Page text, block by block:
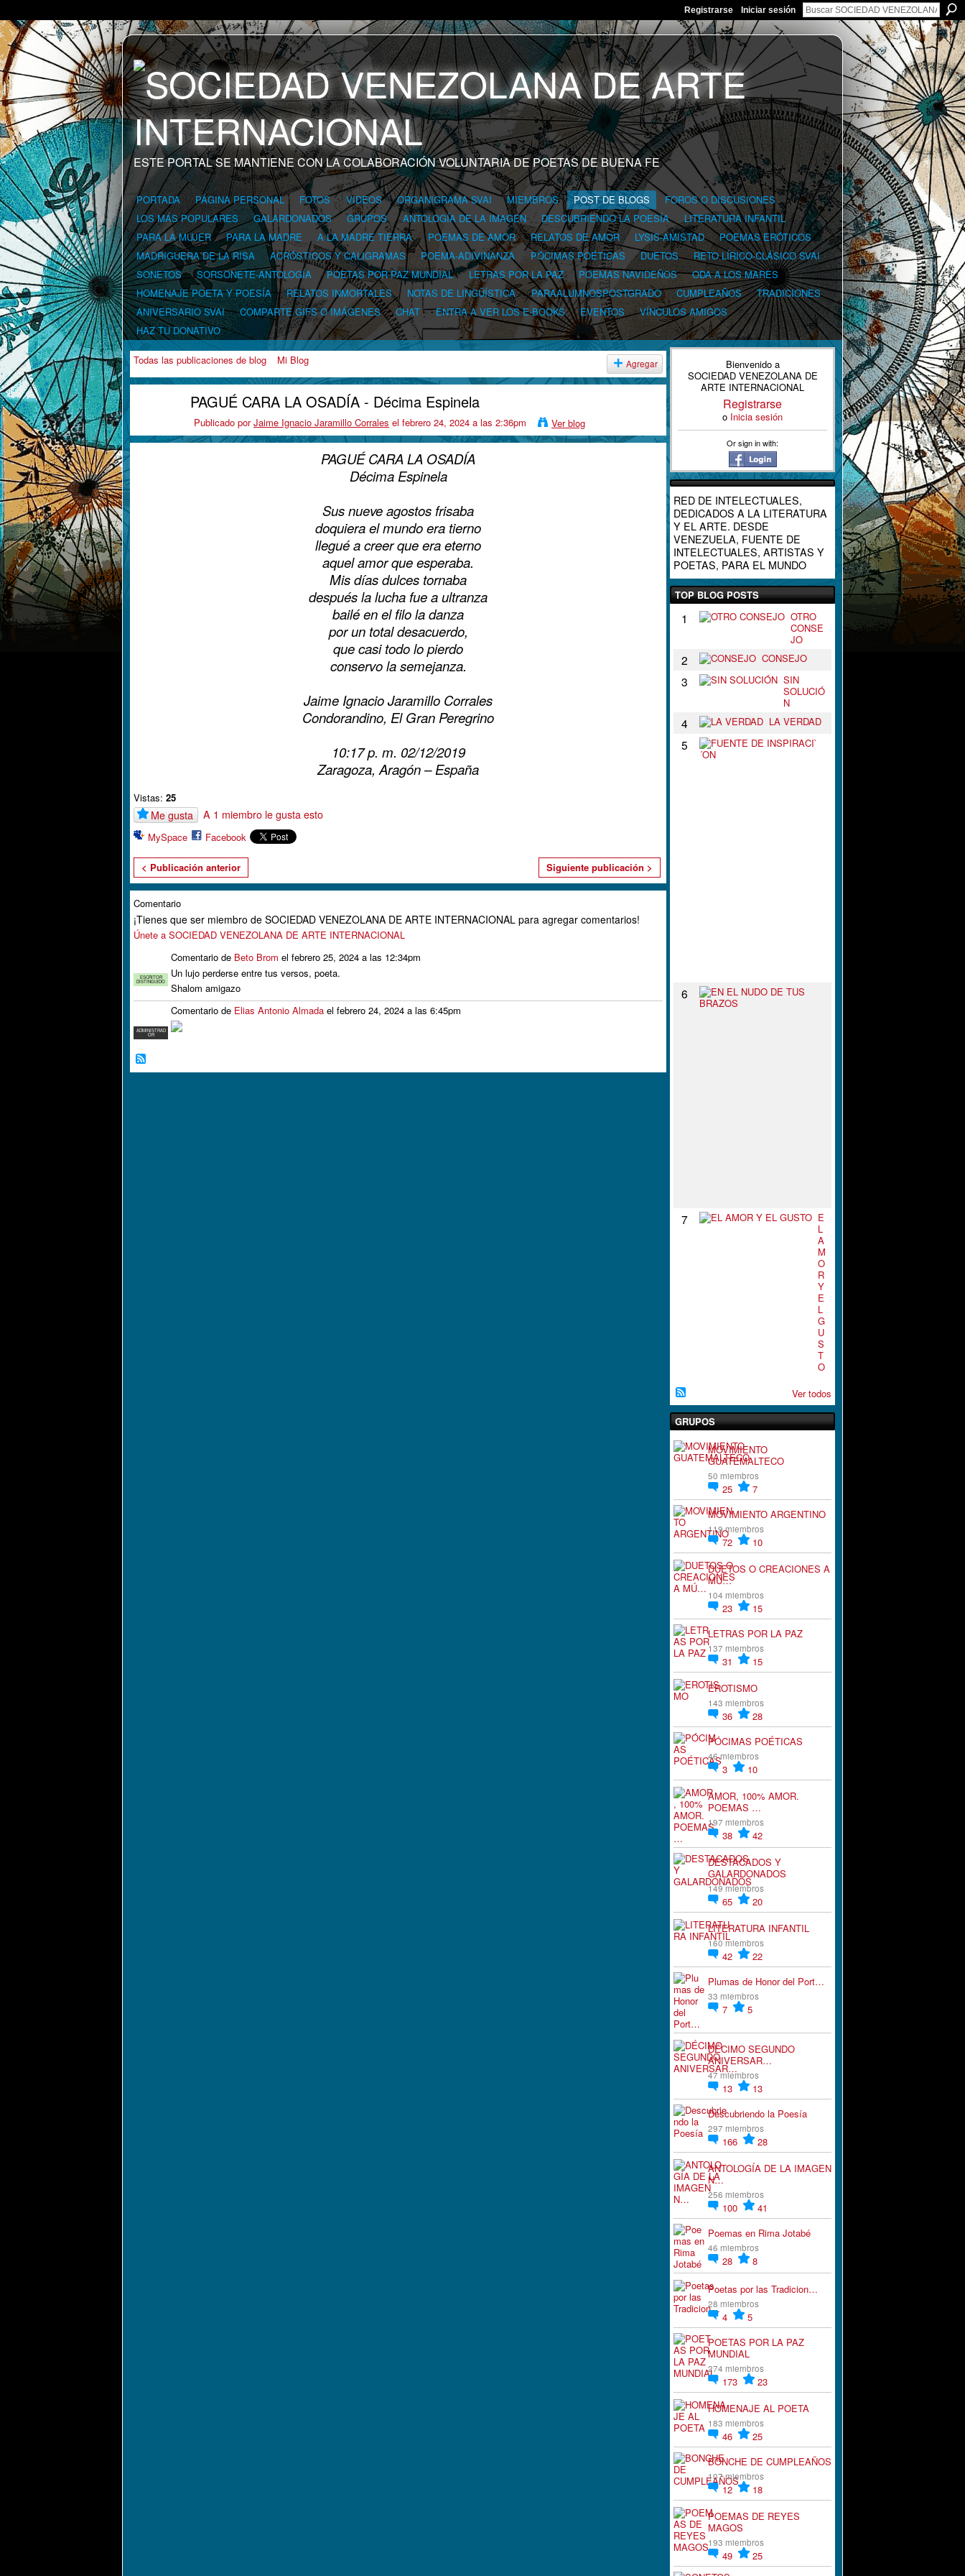
Registrarse Iniciar sesión
ESTE PORTAL SE MANTIENE CON LA COLABORACIÓN VOLUNTARIA DE POETAS DE BUENA FE
PORTADA PÁGINA PERSONAL FOTOS VIDEOS ORGANIGRAMA SVAI MIEMBROS POST DE BLOGS
FOROS O DISCUSIONES
LOS MÁS POPULARES
GALARDONADOS GRUPOS ANTOLOGÍA DE LA IMAGEN DESCUBRIENDO LA POESÍA
LITERATURA INFANTIL
PARA LA MUJER
PARA LA MADRE A LA MADRE TIERRA POEMAS DE AMOR RELATOS DE AMOR LYSIS-AMISTAD
POEMAS ERÓTICOS
MADRIGUERA DE LA RISA
ACRÓSTICOS Y CALIGRAMAS POEMA-ADIVINANZA PÓCIMAS POÉTICAS DUETOS
RETO LÍRICO-CLÁSICO SVAI
SONETOS
SORSONETE-ANTOLOGÍA POETAS POR PAZ MUNDIAL LETRAS POR LA PAZ POEMAS NAVIDEÑOS
ODA A LOS MARES
HOMENAJE POETA Y POESÍA
RELATOS INMORTALES NOTAS DE LINGÜÍSTICA PARAALUMNOSPOSTGRADO CUMPLEAÑOS
TRADICIONES
ANIVERSARIO SVAI
COMPARTE GIFS O IMÁGENES CHAT ENTRA A VER LOS E-BOOKS EVENTOS
VÍNCULOS AMIGOS
HAZ TU DONATIVO
Todas las publicaciones de blog Mi Blog Agregar
PAGUÉ CARA LA OSADÍA - Décima Espinela
Publicado porJaime Ignacio Jaramillo Corrales el febrero 24, 2024 a las 2:36pm Ver blog
PAGUÉ CARA LA OSADÍA
Décima Espinela
Sus nueve agostos frisaba
doquiera el mundo era tierno
llegué a creer que era eterno
aquel amor que esperaba.
Mis días dulces tornaba
después la lucha fue a ultranza
bailé en el filo la danza
por un total desacuerdo,
que casi todo lo pierdo
conservo la semejanza.
Jaime Ignacio Jaramillo Corrales
Condorandino, El Gran Peregrino
10:17 p. m. 02/12/2019
Zaragoza, Aragón – España
Vistas: 25
Me gusta A 1 miembro le gusta esto
MySpace Facebook
< Publicación anterior Siguiente publicación >
Comentario
¡Tienes que ser miembro de SOCIEDAD VENEZOLANA DE ARTE INTERNACIONAL para agregar comentarios!
Únete a SOCIEDAD VENEZOLANA DE ARTE INTERNACIONAL
ESCRITOR
DISTINGUIDO
Comentario de Beto Brom el febrero 25, 2024 a las 12:34pm
Un lujo perderse entre tus versos, poeta.
Shalom amigazo
ADMINISTRAD
OR
Comentario de Elias Antonio Almada el febrero 24, 2024 a las 6:45pm
Bienvenido a
SOCIEDAD VENEZOLANA DE
ARTE INTERNACIONAL
Registrarse
o Inicia sesión
Or sign in with:
RED DE INTELECTUALES,
DEDICADOS A LA LITERATURA
Y EL ARTE. DESDE
VENEZUELA, FUENTE DE
INTELECTUALES, ARTISTAS Y
POETAS, PARA EL MUNDO
TOP BLOG POSTS
1
OTRO
CONSE
JO
2 CONSEJO
3
SIN
SOLUCIÓ
N
4 LA VERDAD
5
6
7
E
L
A
M
O
R
Y
E
L
G
U
S
T
O
Ver todos
GRUPOS
MOVIMIENTO
GUATEMALTECO
50 miembros
25
7
MOVIMIENTO ARGENTINO
119 miembros
72
10
DUETOS O CREACIONES A
MÚ…
104 miembros
23
15
LETRAS POR LA PAZ
137 miembros
31
15
EROTISMO
143 miembros
36
28
PÓCIMAS POÉTICAS
46 miembros
3
10
AMOR, 100% AMOR.
POEMAS …
197 miembros
38
42
DESTACADOS Y
GALARDONADOS
149 miembros
65
20
LITERATURA INFANTIL
160 miembros
42
22
Plumas de Honor del Port…
33 miembros
7 5
DÉCIMO SEGUNDO
ANIVERSAR…
47 miembros
13
13
Descubriendo la Poesía
297 miembros
166
28
ANTOLOGÍA DE LA IMAGEN
N…
256 miembros
100
41
Poemas en Rima Jotabé
46 miembros
28 8
Poetas por las Tradicion…
28 miembros
4
5
POETAS POR LA PAZ
MUNDIAL
274 miembros
173
23
HOMENAJE AL POETA
183 miembros
46
25
BONCHE DE CUMPLEAÑOS
107 miembros
12
18
POEMAS DE REYES
MAGOS
193 miembros
49
25